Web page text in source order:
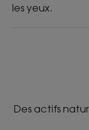
les yeux.
Des actifs